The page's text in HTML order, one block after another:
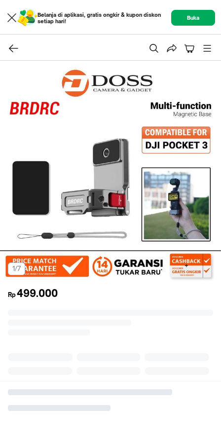
Belanja di aplikasi, gratis ongkir & kupon diskon
setiap hari!
Buka
1/7
Rp499.000